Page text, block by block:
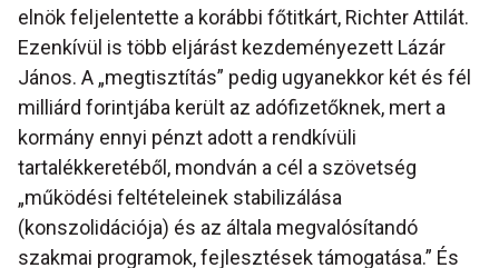
elnök feljelentette a korábbi főtitkárt, Richter Attilát.
Ezenkívül is több eljárást kezdeményezett Lázár
János. A „megtisztítás” pedig ugyanekkor két és fél
milliárd forintjába került az adófizetőknek, mert a
kormány ennyi pénzt adott a rendkívüli
tartalékkeretéből, mondván a cél a szövetség
„működési feltételeinek stabilizálása
(konszolidációja) és az általa megvalósítandó
szakmai programok, fejlesztések támogatása.” És